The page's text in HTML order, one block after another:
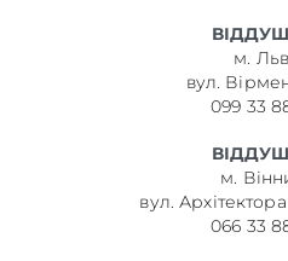
м.
вул.
099 33
м.
вул.
066 33